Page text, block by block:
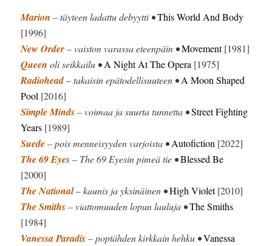
Marion – täyteen ladattu debyytti •This World And Body
[1996]
New Order– vaiston varassa eteenpäin •Movement[1981]
Queen oli seikkailu •A Night At The Opera [1975]
Radiohead– takaisin epätodellisuuteen •A Moon Shaped
Pool [2016]
Simple Minds– voimaa ja suurta tunnetta •Street Fighting
Years [1989]
Suede– pois menneisyyden varjoista •Autofiction [2022]
The 69 Eyes– The 69 Eyesin pimeä tie •Blessed Be
[2000]
The National– kaunis ja yksinäinen •High Violet[2010]
The Smiths– viattomuuden lopun lauluja •The Smiths
[1984]
Vanessa Paradis– poptähden kirkkain hehku •Vanessa